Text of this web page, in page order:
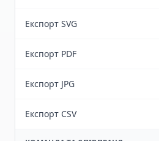
Експорт SVG
Експорт PDF
Експорт JPG
Експорт CSV